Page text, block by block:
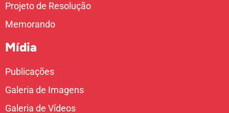
Projeto de Resolução
Memorando
Mídia
Publicações
Galeria de Imagens
Galeria de Vídeos